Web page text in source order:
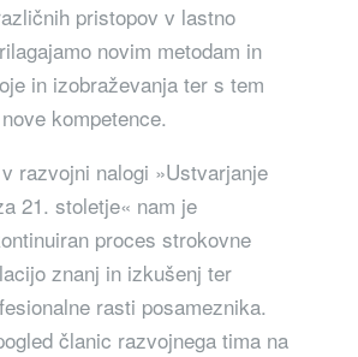
pristopov v lastno
novim metodam in
in izobraževanja ter s tem
kompetence.
razvojni nalogi »Ustvarjanje
21. stoletje« nam je
proces strokovne
znanj in izkušenj ter
rasti posameznika.
članic razvojnega tima na